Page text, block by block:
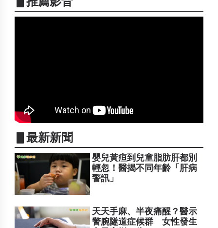
▋最新新聞
嬰兒黃疸到兒童脂肪肝都別
輕忽！醫揭不同年齡「肝病
警訊」
天天手麻、半夜痛醒？醫示
警腕隧道症候群 女性發生